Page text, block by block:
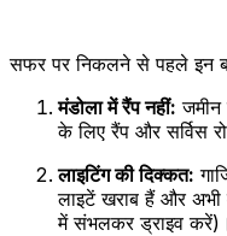
सफर पर निकलने से पहले इन
मंडोला में रैंप नहीं: जमीन
के लिए रैंप और सर्विस
लाइटिंग की दिक्कत:
लाइटें खराब हैं और अभी
में संभलकर ड्राइव करें)।